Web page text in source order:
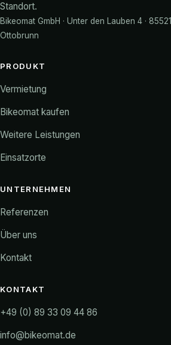
Standort.
Bikeomat GmbH · Unter den Lauben 4 · 85521
Ottobrunn
PRODUKT
Vermietung
Bikeomat kaufen
Weitere Leistungen
Einsatzorte
UNTERNEHMEN
Referenzen
Über uns
Kontakt
KONTAKT
+49 (0) 89 33 09 44 86
info@bikeomat.de